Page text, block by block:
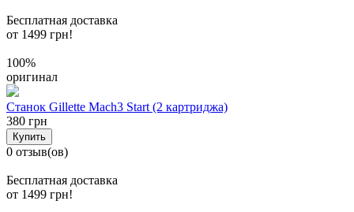
Бесплатная доставка
от 1499 грн!
100%
оригинал
Станок Gillette Mach3 Start (2 картриджа)
380 грн
Купить
0 отзыв(ов)
Бесплатная доставка
от 1499 грн!